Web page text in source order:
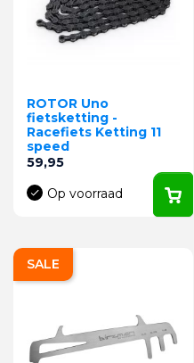
ROTOR Uno
fietsketting -
Racefiets Ketting 11
speed
Prijs
59,95
Op voorraad
SALE